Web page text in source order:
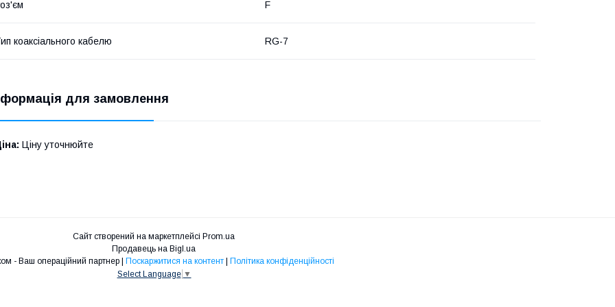
F
коаксіального кабелю RG-7
для замовлення
Ціну уточнюйте
Сайт створений на маркетплейсі Prom.ua
Продавець на Bigl.ua
Поскаржитися на контент
Політика конфіденційності
Select Language ▼